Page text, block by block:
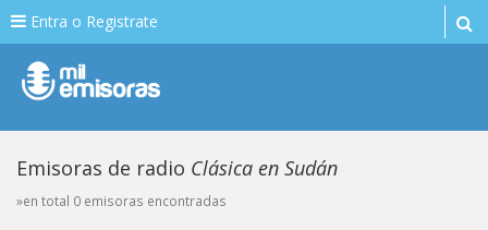
Entra o Registrate
Emisoras de radio Clásica en Sudán
»en total 0 emisoras encontradas